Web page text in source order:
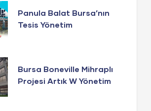
Panula Balat Bursa’nın
Tesis Yönetim
Bursa Boneville Mihraplı
Projesi Artık W Yönetim